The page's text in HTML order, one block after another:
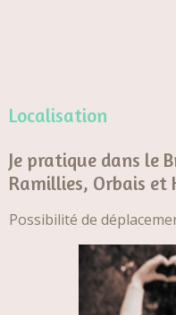
Localisation
Je pratique dans le
Ramillies, Orbais et
Possibilité de